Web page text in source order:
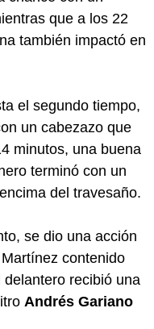
que a los 22
también impactó en
el segundo tiempo,
un cabezazo que
minutos, una buena
terminó con un
del travesaño.
se dio una acción
contenido
recibió una
Andrés Gariano